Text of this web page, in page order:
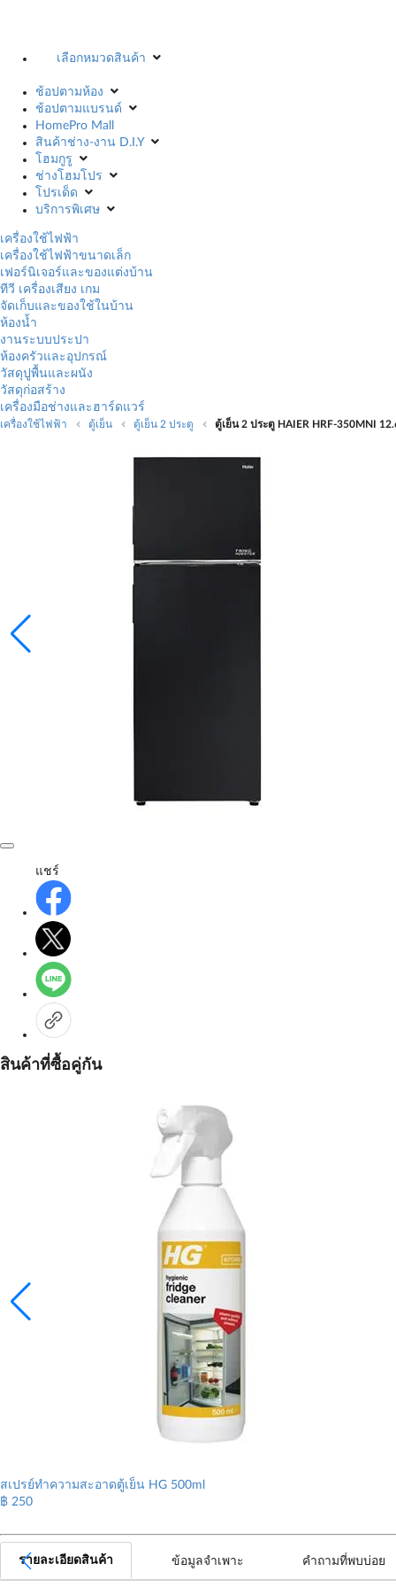
เลือกหมวดสินค้า
ช้อปตามห้อง
ช้อปตามแบรนด์
HomePro Mall
สินค้าช่าง-งาน D.I.Y
โฮมกูรู
ช่างโฮมโปร
โปรเด็ด
บริการพิเศษ
เครื่องใช้ไฟฟ้า
เครื่องใช้ไฟฟ้าขนาดเล็ก
เฟอร์นิเจอร์และของแต่งบ้าน
ทีวี เครื่องเสียง เกม
จัดเก็บและของใช้ในบ้าน
ห้องน้ำ
งานระบบประปา
ห้องครัวและอุปกรณ์
วัสดุปูพื้นและผนัง
วัสดุก่อสร้าง
เครื่องมือช่างและฮาร์ดแวร์
เครื่องใช้ไฟฟ้า ตู้เย็น ตู้เย็น 2 ประตู ตู้เย็น 2 ประตู HAIER HRF-350MNI
แชร์
สินค้าที่ซื้อคู่กัน
สเปรย์ทำความสะอาดตู้เย็น HG 500ml
฿ 250
รายละเอียดสินค้า ข้อมูลจำเพาะ คำถามที่พบบ่อย